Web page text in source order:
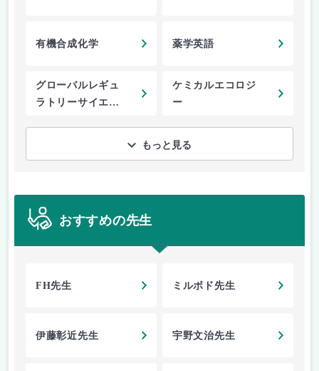
有機合成化学 薬学英語
グローバルレギュ
ラトリーサイエン
ケミカルエコロジ
ー
もっと見る
おすすめの先生
FH先生 ミルボド先生
伊藤彰近先生 宇野文治先生